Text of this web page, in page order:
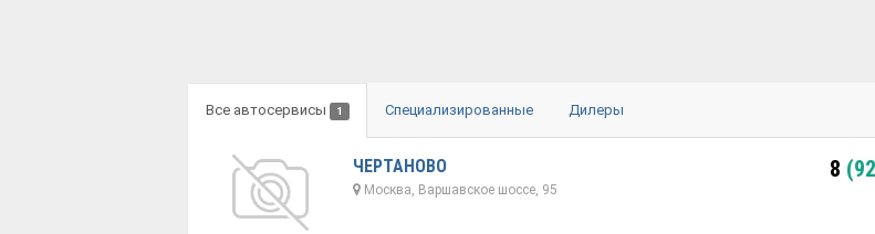
Все автосервисы 1 Специализированные Дилеры
ЧЕРТАНОВО
Москва, Варшавское шоссе, 95
8